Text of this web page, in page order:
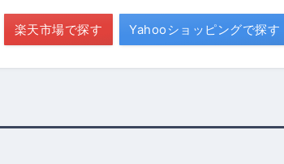
楽天市場で探す Yahooショッピングで探す